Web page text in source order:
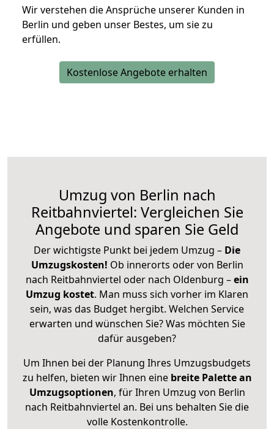
Wir verstehen die Ansprüche unserer Kunden in
Berlin und geben unser Bestes, um sie zu
erfüllen.
Kostenlose Angebote erhalten
Umzug von Berlin nach
Reitbahnviertel: Vergleichen Sie
Angebote und sparen Sie Geld
Der wichtigste Punkt bei jedem Umzug – Die
Umzugskosten! Ob innerorts oder von Berlin
nach Reitbahnviertel oder nach Oldenburg –ein
Umzug kostet. Man muss sich vorher im Klaren
sein, was das Budget hergibt. Welchen Service
erwarten und wünschen Sie? Was möchten Sie
dafür ausgeben?
Um Ihnen bei der Planung Ihres Umzugsbudgets
zu helfen, bieten wir Ihnen eine breite Palette an
Umzugsoptionen, für Ihren Umzug von Berlin
nach Reitbahnviertel an. Bei uns behalten Sie die
volle Kostenkontrolle.